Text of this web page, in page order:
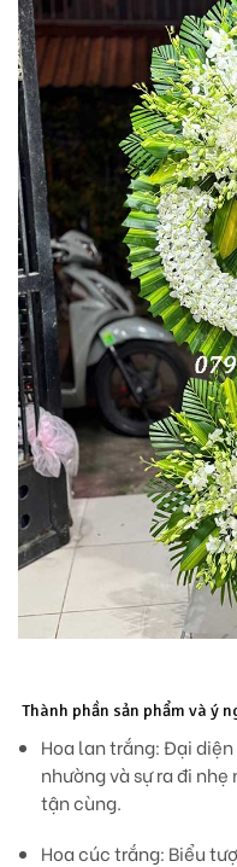
Thành phần sản phẩm và ý
Hoa lan trắng:Đại diện
nhường và sự ra đi
tận cùng.
Hoa cúc trắng: Biểu